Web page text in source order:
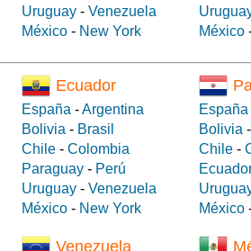
Uruguay- Venezuela
México- New York
México
Ecuador
España -Argentina
Bolivia - Brasil
Chile- Colombia
Paraguay- Perú
Uruguay- Venezuela
México- New York
España
Bolivia -
Chile -
México
Venezuela